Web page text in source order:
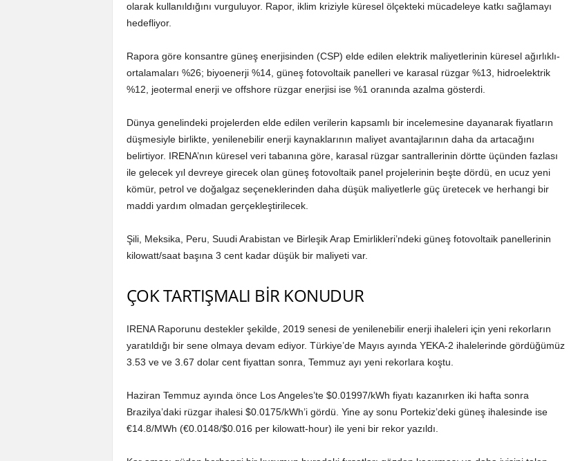
olarak kullanıldığını vurguluyor. Rapor, iklim kriziyle küresel ölçekteki mücadeleye katkı sağlamayı
hedefliyor.
Rapora göre konsantre güneş enerjisinden (CSP) elde edilen elektrik maliyetlerinin küresel ağırlıklı-
ortalamaları %26; biyoenerji %14, güneş fotovoltaik panelleri ve karasal rüzgar %13, hidroelektrik
%12, jeotermal enerji ve offshore rüzgar enerjisi ise %1 oranında azalma gösterdi.
Dünya genelindeki projelerden elde edilen verilerin kapsamlı bir incelemesine dayanarak fiyatların
düşmesiyle birlikte, yenilenebilir enerji kaynaklarının maliyet avantajlarının daha da artacağını
belirtiyor. IRENA’nın küresel veri tabanına göre, karasal rüzgar santrallerinin dörtte üçünden fazlası
ile gelecek yıl devreye girecek olan güneş fotovoltaik panel projelerinin beşte dördü, en ucuz yeni
kömür, petrol ve doğalgaz seçeneklerinden daha düşük maliyetlerle güç üretecek ve herhangi bir
maddi yardım olmadan gerçekleştirilecek.
Şili, Meksika, Peru, Suudi Arabistan ve Birleşik Arap Emirlikleri’ndeki güneş fotovoltaik panellerinin
kilowatt/saat başına 3 cent kadar düşük bir maliyeti var.
ÇOK TARTIŞMALI BİR KONUDUR
IRENA Raporunu destekler şekilde, 2019 senesi de yenilenebilir enerji ihaleleri için yeni rekorların
yaratıldığı bir sene olmaya devam ediyor. Türkiye’de Mayıs ayında YEKA-2 ihalelerinde gördüğümüz
3.53 ve ve 3.67 dolar cent fiyattan sonra, Temmuz ayı yeni rekorlara koştu.
Haziran Temmuz ayında önce Los Angeles’te $0.01997/kWh fiyatı kazanırken iki hafta sonra
Brazilya’daki rüzgar ihalesi $0.0175/kWh’i gördü. Yine ay sonu Portekiz’deki güneş ihalesinde ise
€14.8/MWh (€0.0148/$0.016 per kilowatt-hour) ile yeni bir rekor yazıldı.